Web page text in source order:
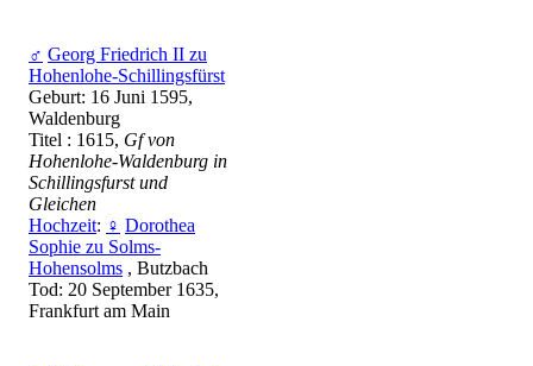
♂ Georg Friedrich II zu
Hohenlohe-Schillingsfürst
Geburt: 16 Juni 1595,
Waldenburg
Titel : 1615, Gf von
Hohenlohe-Waldenburg in
Schillingsfurst und
Gleichen
Hochzeit: ♀ Dorothea
Sophie zu Solms-
Hohensolms , Butzbach
Tod: 20 September 1635,
Frankfurt am Main